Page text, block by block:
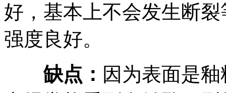
好，基本上不会发生断
强度良好。
缺点： 因为表面是